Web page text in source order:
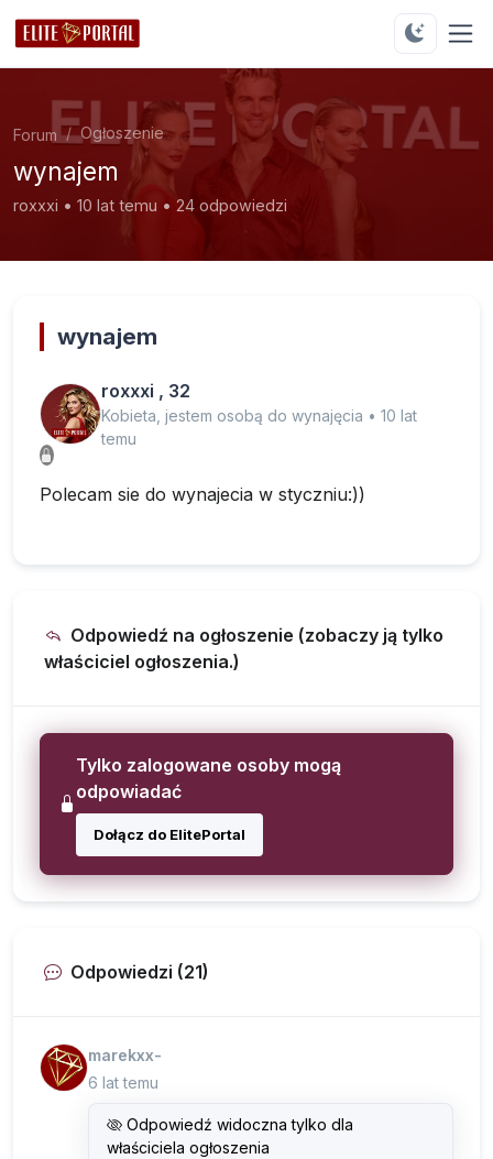
Forum Ogłoszenie
wynajem
roxxxi • 10 lat temu • 24 odpowiedzi
wynajem
roxxxi , 32
Kobieta, jestem osobą do wynajęcia • 10 lat
temu
Polecam sie do wynajecia w styczniu:))
Odpowiedź na ogłoszenie (zobaczy ją tylko
właściciel ogłoszenia.)
Tylko zalogowane osoby mogą
odpowiadać
Dołącz do ElitePortal
Odpowiedzi (21)
marekxx-
6 lat temu
Odpowiedź widoczna tylko dla
właściciela ogłoszenia